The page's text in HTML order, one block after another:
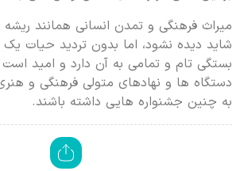
میراث فرهنگی و تمدن‌ انسانی همانند
شاید دیده نشود، اما بدون تردید حیات یک
بستگی تام و تمامی به آن دارد و امید
دستگاه ها و نهادهای متولی فرهنگی و
به چنین جشنواره هایی داشته باشند.